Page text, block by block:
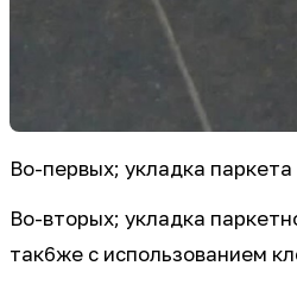
Во-первых; укладка
Во-вторых; укладка
так6же с использованием